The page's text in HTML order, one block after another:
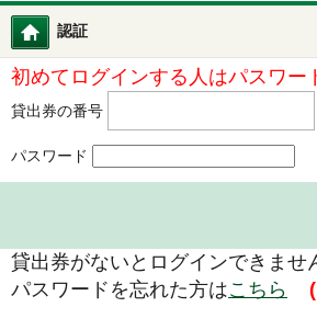
認証
図書館ホーム
初めてログインする人はパスワー
貸出券の番号
パスワード
貸出券がないとログインできませ
パスワードを忘れた方はこちら